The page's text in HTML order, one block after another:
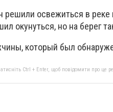
решили освежиться в
окунуться, но на берег
который был
Ctrl + Enter, щоб повідомити про це